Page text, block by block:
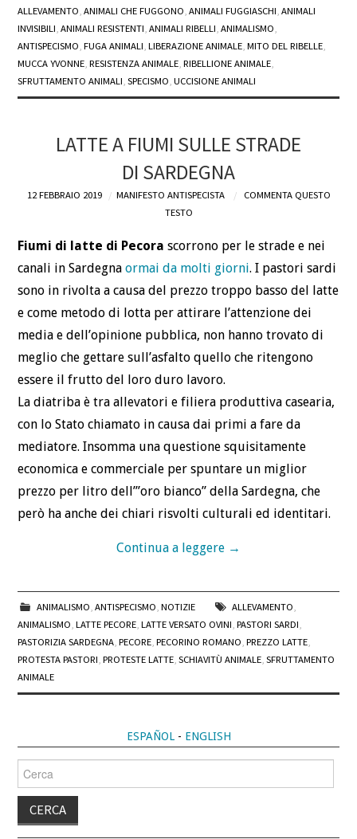
ALLEVAMENTO ,ANIMALI CHE FUGGONO ,ANIMALI FUGGIASCHI ,ANIMALI
INVISIBILI ,ANIMALI RESISTENTI ,ANIMALI RIBELLI ,ANIMALISMO
ANTISPECISMO ,FUGA ANIMALI ,LIBERAZIONE ANIMALE ,MITO DEL RIBELLE
MUCCA YVONNE ,RESISTENZA ANIMALE ,RIBELLIONE ANIMALE
SFRUTTAMENTO ANIMALI ,SPECISMO ,UCCISIONE ANIMALI
LATTE A FIUMI SULLE STRADE
DI SARDEGNA
12 FEBBRAIO 2019 MANIFESTO ANTISPECISTA
COMMENTA QUESTO
TESTO
Fiumi di latte di Pecora scorrono per le strade e nei
canali in Sardegnaormai da molti giorni. I pastori sardi
sono in rivolta a causa del prezzo troppo basso del latte
e come metodo di lotta per attirare l’attenzione dei
media e dell’opinione pubblica, non hanno trovato di
meglio che gettare sull’asfalto quello che ritengono
essere il frutto del loro duro lavoro.
La diatriba è tra allevatori e filiera produttiva casearia,
con lo Stato chiamato in causa dai primi a fare da
mediatore. Insomma una questione squisitamente
economica e commerciale per spuntare un miglior
prezzo per litro dell’”oro bianco” della Sardegna, che
però ha anche dei chiari risvolti culturali ed identitari.
Continua a leggere →
ANIMALISMO, ANTISPECISMO, NOTIZIE ALLEVAMENTO,
ANIMALISMO,LATTE PECORE,LATTE VERSATO OVINI,PASTORI SARDI,
PASTORIZIA SARDEGNA,PECORE,PECORINO ROMANO,PREZZO LATTE,
PROTESTA PASTORI,PROTESTE LATTE,SCHIAVITÙ ANIMALE,SFRUTTAMENTO
ANIMALE
ESPAÑOL- ENGLISH
Cerca
per: